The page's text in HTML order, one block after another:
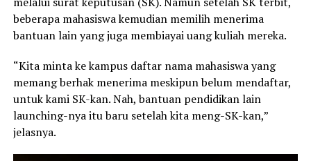
beberapa mahasiswa kemudian memilih menerima
bantuan lain yang juga membiayai uang kuliah mereka.
“Kita minta ke kampus daftar nama mahasiswa yang
memang berhak menerima meskipun belum mendaftar,
untuk kami SK-kan. Nah, bantuan pendidikan lain
launching-nya itu baru setelah kita meng-SK-kan,”
jelasnya.